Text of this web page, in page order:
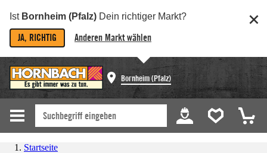
Ist Bornheim (Pfalz) Dein richtiger Markt?
JA, RICHTIG Anderen Markt wählen
Bornheim (Pfalz)
Startseite